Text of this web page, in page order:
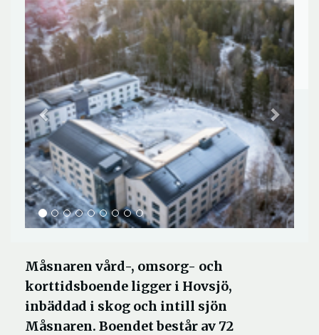
Föregående Nästa
Måsnaren vård-, omsorg- och
korttidsboende ligger i Hovsjö,
inbäddad i skog och intill sjön
Måsnaren. Boendet består av 72